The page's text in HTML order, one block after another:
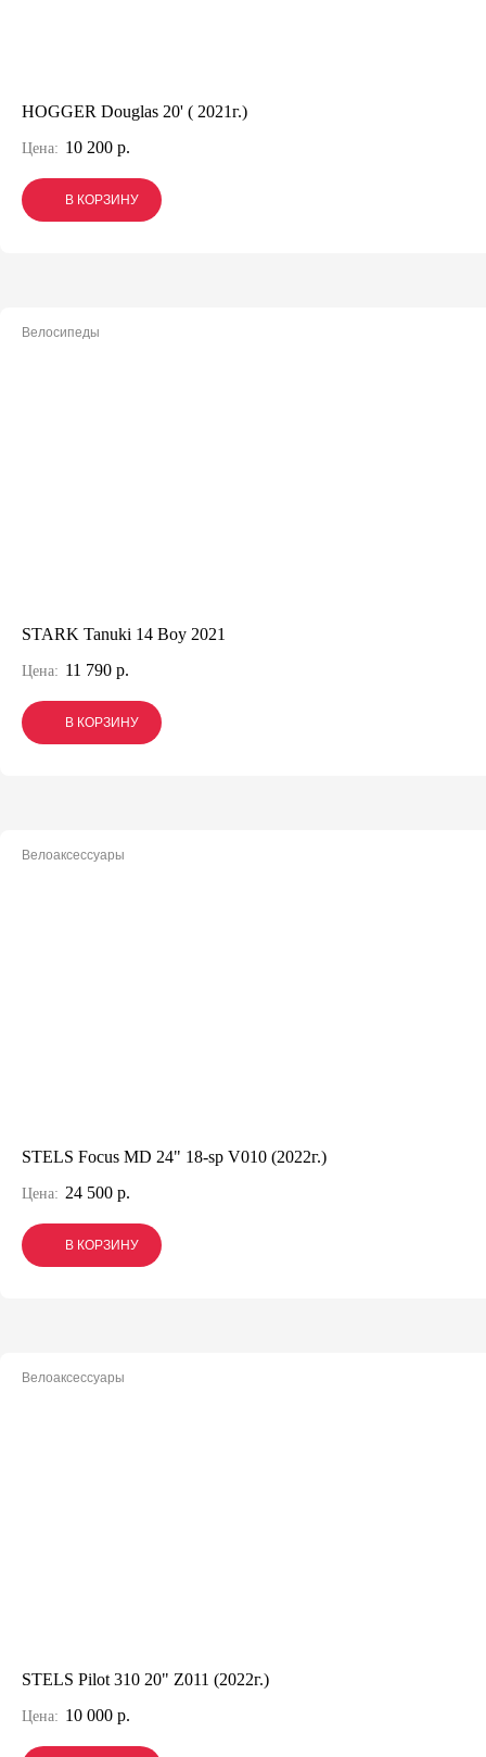
HOGGER Douglas 20' ( 2021г.)
Цена: 10 200 р.
В КОРЗИНУ
В КОРЗИНУ
В КОРЗИНУ
Велосипеды
STARK Tanuki 14 Boy 2021
Цена: 11 790 р.
В КОРЗИНУ
В КОРЗИНУ
В КОРЗИНУ
Велоаксессуары
STELS Focus MD 24" 18-sp V010 (2022г.)
Цена: 24 500 р.
В КОРЗИНУ
В КОРЗИНУ
В КОРЗИНУ
Велоаксессуары
STELS Pilot 310 20" Z011 (2022г.)
Цена: 10 000 р.